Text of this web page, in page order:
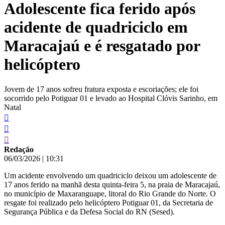
conteúdo
Adolescente fica ferido após
acidente de quadriciclo em
Maracajaú e é resgatado por
helicóptero
Jovem de 17 anos sofreu fratura exposta e escoriações; ele foi
socorrido pelo Potiguar 01 e levado ao Hospital Clóvis Sarinho, em
Natal
Redação
06/03/2026 | 10:31
Um acidente envolvendo um quadriciclo deixou um adolescente de
17 anos ferido na manhã desta quinta-feira 5, na praia de Maracajaú,
no município de Maxaranguape, litoral do Rio Grande do Norte. O
resgate foi realizado pelo helicóptero Potiguar 01, da Secretaria de
Segurança Pública e da Defesa Social do RN (Sesed).